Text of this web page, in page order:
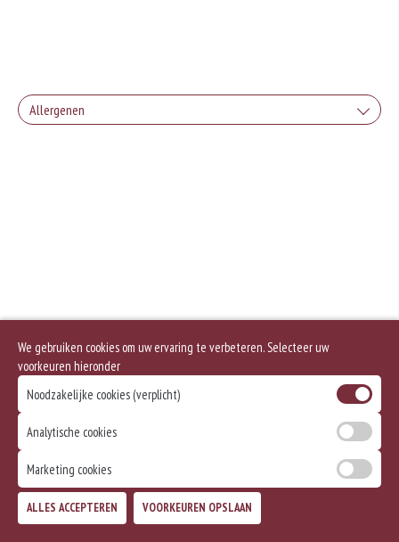
Allergenen
We gebruiken cookies om uw ervaring te verbeteren. Selecteer uw
voorkeuren hieronder
Noodzakelijke cookies (verplicht)
Analytische cookies
Marketing cookies
ALLES ACCEPTEREN VOORKEUREN OPSLAAN